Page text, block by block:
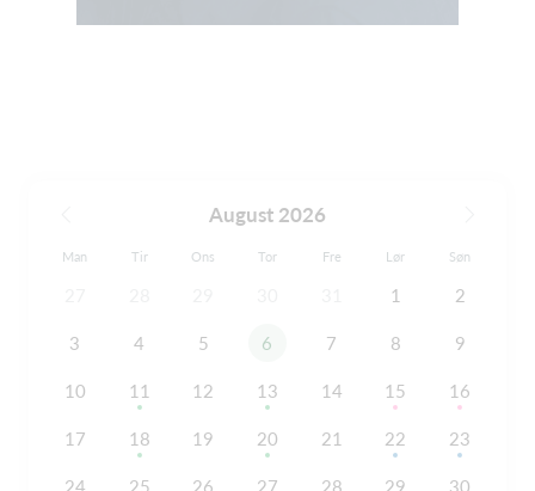
August 2026
Man Tir Ons Tor Fre Lør Søn
1 2
3 4 5 6 7 8 9
10 11 12 13 14 15 16
17 18 19 20 21 22 23
24 25 26 27 28 29 30